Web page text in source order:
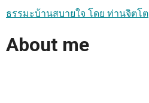
ธรรมะบ้านสบายใจ โดย ท่านจิตโต
About me